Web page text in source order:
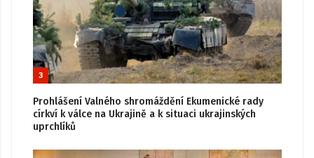
3
Prohlášení Valného shromáždění Ekumenické rady
církví k válce na Ukrajině a k situaci ukrajinských
uprchlíků